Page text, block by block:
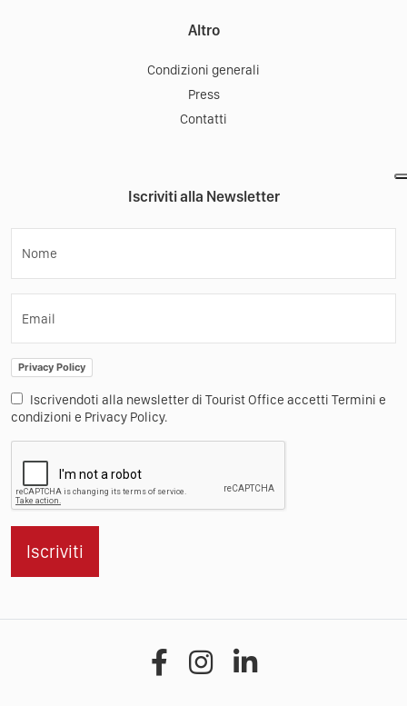
Altro
Condizioni generali
Press
Contatti
Iscriviti alla Newsletter
Nome
Email
Privacy Policy
Iscrivendoti alla newsletter di Tourist Office accetti Termini e
condizioni e Privacy Policy.
Iscriviti